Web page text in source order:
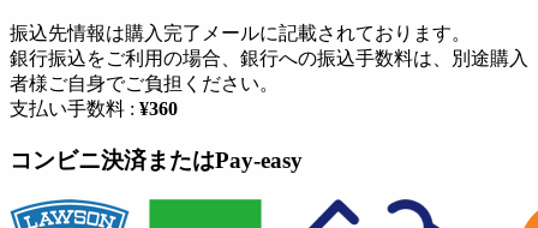
振込先情報は購入完了メールに記載されております。
銀行振込をご利用の場合、銀行への振込手数料は、別途購入
者様ご自身でご負担ください。
支払い手数料 : ¥360
コンビニ決済またはPay-easy